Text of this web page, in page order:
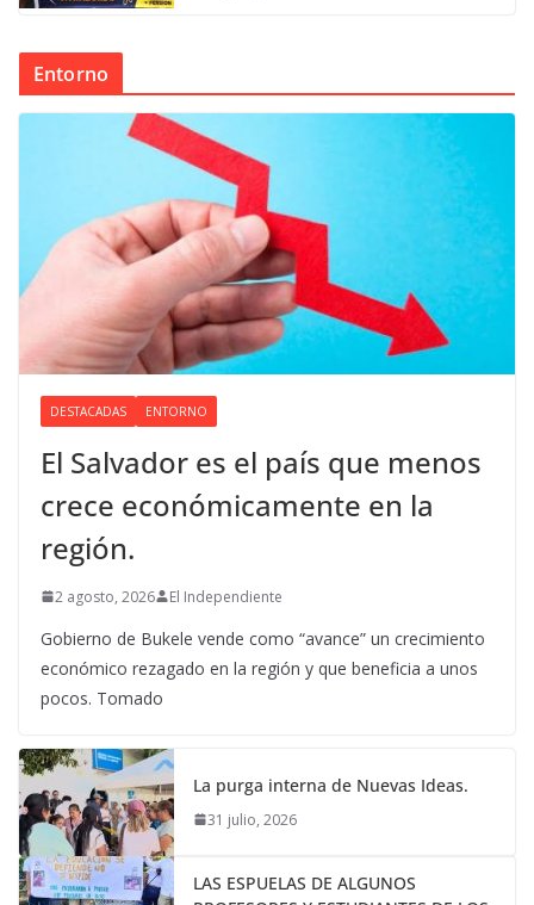
Entorno
DESTACADAS ENTORNO
El Salvador es el país que menos
crece económicamente en la
región.
2 agosto, 2026 El Independiente
Gobierno de Bukele vende como “avance” un crecimiento
económico rezagado en la región y que beneficia a unos
pocos. Tomado
La purga interna de Nuevas Ideas.
31 julio, 2026
LAS ESPUELAS DE ALGUNOS